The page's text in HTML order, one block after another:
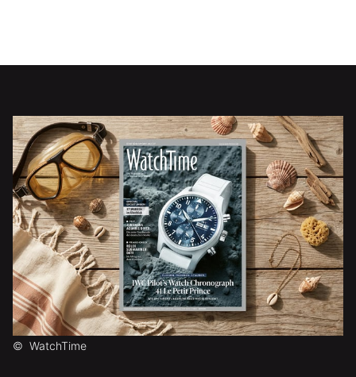
© WatchTime